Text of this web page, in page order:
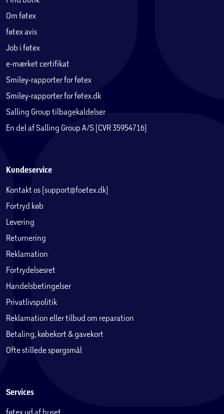
Om føtex
føtex avis
Job i føtex
e-mærket certifikat
Smiley-rapporter for føtex
Smiley-rapporter for føtex.dk
Salling Group tilbagekaldelser
En del af Salling Group A/S (CVR 35954716)
Kundeservice
Kontakt os (support@foetex.dk)
Fortryd køb
Levering
Returnering
Reklamation
Fortrydelsesret
Handelsbetingelser
Privatlivspolitik
Reklamation eller tilbud om reparation
Betaling, købekort & gavekort
Ofte stillede spørgsmål
Services
føtex ud af huset